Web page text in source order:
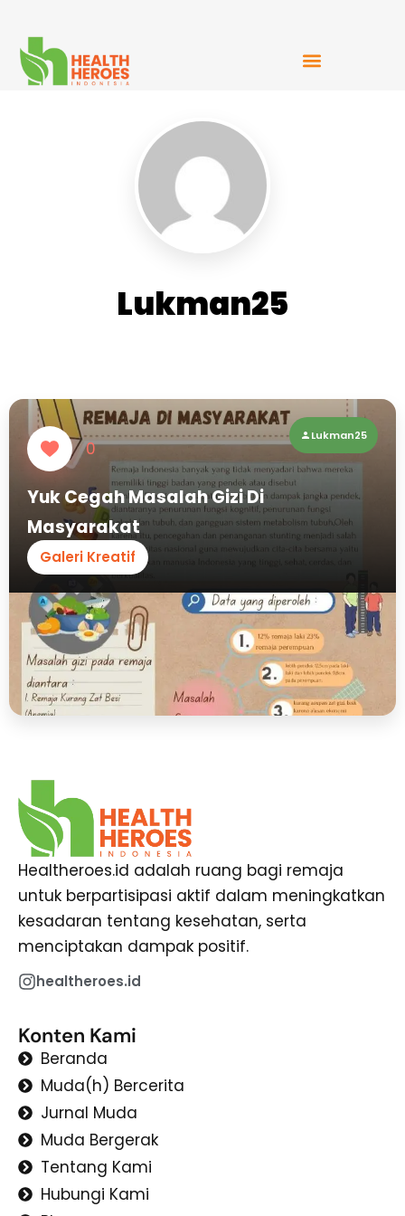
Lukman25
0
Lukman25
Yuk Cegah Masalah Gizi Di
Masyarakat
Galeri Kreatif
Healtheroes.id adalah ruang bagi remaja
untuk berpartisipasi aktif dalam meningkatkan
kesadaran tentang kesehatan, serta
menciptakan dampak positif.
healtheroes.id
Konten Kami
Beranda
Muda(h) Bercerita
Jurnal Muda
Muda Bergerak
Tentang Kami
Hubungi Kami